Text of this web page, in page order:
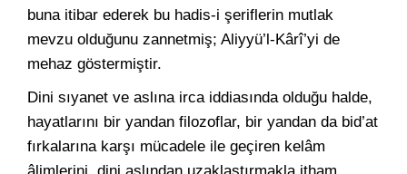
buna itibar ederek bu hadis-i şeriflerin mutlak
mevzu olduğunu zannetmiş; Aliyyü’l-Kârî’yi de
mehaz göstermiştir.
Dini sıyanet ve aslına irca iddiasında olduğu halde,
hayatlarını bir yandan filozoflar, bir yandan da bid’at
fırkalarına karşı mücadele ile geçiren kelâm